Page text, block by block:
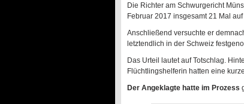
Die Richter am Schwurgericht
Februar 2017 insgesamt 21 Mal
Anschließend versuchte er
letztendlich in der Schweiz
Das Urteil lautet auf Totschlag.
Flüchtlingshelferin hatten eine
Der Angeklagte hatte im Prozess